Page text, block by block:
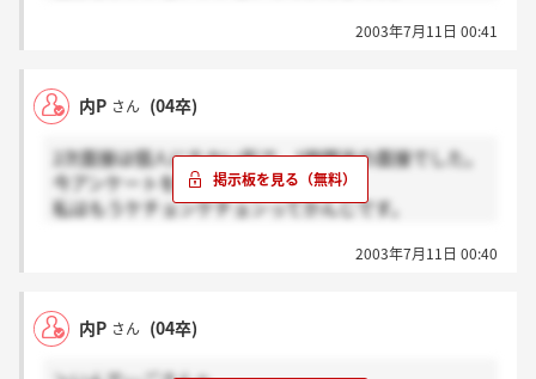
2003年7月11日 00:41
内P さん (04卒)
2次面接は個人にちかい形で、1時間半の面接でした。
今アンケートを提出しました。
私はもうケチョンケチョンってかんじです。
2003年7月11日 00:40
内P さん (04卒)